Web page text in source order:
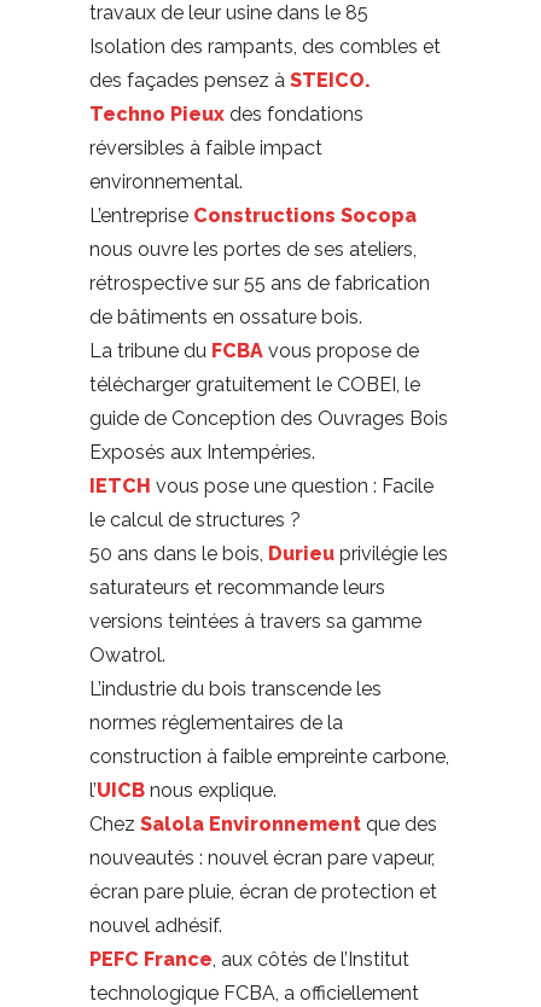
travaux de leur usine dans le 85
Isolation des rampants, des combles et
des façades pensez à STEICO.
Techno Pieux des fondations
réversibles à faible impact
environnemental.
L’entreprise Constructions Socopa
nous ouvre les portes de ses ateliers,
rétrospective sur 55 ans de fabrication
de bâtiments en ossature bois.
La tribune du FCBA vous propose de
télécharger gratuitement le COBEI, le
guide de Conception des Ouvrages Bois
Exposés aux Intempéries.
IETCH vous pose une question : Facile
le calcul de structures ?
50 ans dans le bois, Durieu privilégie les
saturateurs et recommande leurs
versions teintées à travers sa gamme
Owatrol.
L’industrie du bois transcende les
normes réglementaires de la
construction à faible empreinte carbone,
l’UICB nous explique.
Chez Salola Environnement que des
nouveautés : nouvel écran pare vapeur,
écran pare pluie, écran de protection et
nouvel adhésif.
PEFC France, aux côtés de l’Institut
technologique FCBA, a officiellement